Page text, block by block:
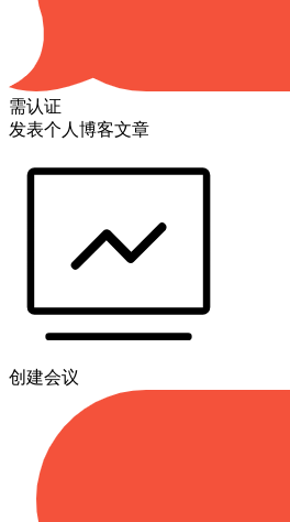
需认证
发表个人博客文章
创建会议